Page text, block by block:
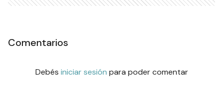
Comentarios
Debés iniciar sesión para poder comentar